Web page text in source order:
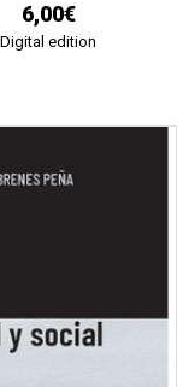
6,00€
Digital edition